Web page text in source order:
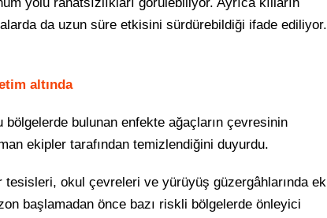
da uzun süre etkisini sürdürebildiği ifade ediliyor.
altında
bulunan enfekte ağaçların çevresinin
ekipler tarafından temizlendiğini duyurdu.
tesisleri, okul çevreleri ve yürüyüş güzergâhlarında ek
başlamadan önce bazı riskli bölgelerde önleyici